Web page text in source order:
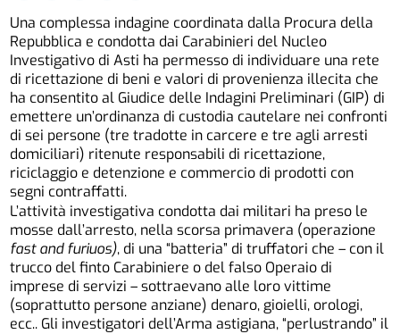
Una complessa indagine coordinata dalla Procura della
Repubblica e condotta dai Carabinieri del Nucleo
Investigativo di Asti ha permesso di individuare una rete
di ricettazione di beni e valori di provenienza illecita che
ha consentito al Giudice delle Indagini Preliminari (GIP) di
emettere un’ordinanza di custodia cautelare nei confronti
di sei persone (tre tradotte in carcere e tre agli arresti
domiciliari) ritenute responsabili di ricettazione,
riciclaggio e detenzione e commercio di prodotti con
segni contraffatti.
L’attività investigativa condotta dai militari ha preso le
mosse dall’arresto, nella scorsa primavera (operazione
fast and furiuos), di una “batteria” di truffatori che – con il
trucco del finto Carabiniere o del falso Operaio di
imprese di servizi – sottraevano alle loro vittime
(soprattutto persone anziane) denaro, gioielli, orologi,
ecc.. Gli investigatori dell’Arma astigiana, “perlustrando” il